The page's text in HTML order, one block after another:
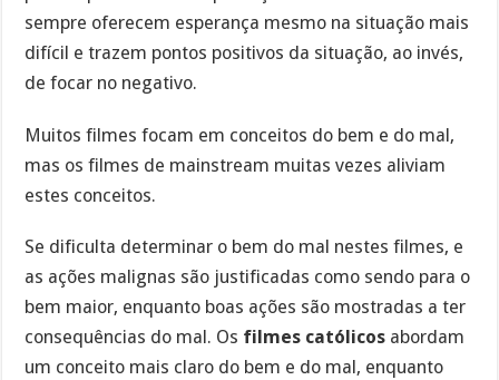
sempre oferecem esperança mesmo na situação mais
difícil e trazem pontos positivos da situação, ao invés,
de focar no negativo.
Muitos filmes focam em conceitos do bem e do mal,
mas os filmes de mainstream muitas vezes aliviam
estes conceitos.
Se dificulta determinar o bem do mal nestes filmes, e
as ações malignas são justificadas como sendo para o
bem maior, enquanto boas ações são mostradas a ter
consequências do mal. Os filmes católicos abordam
um conceito mais claro do bem e do mal, enquanto